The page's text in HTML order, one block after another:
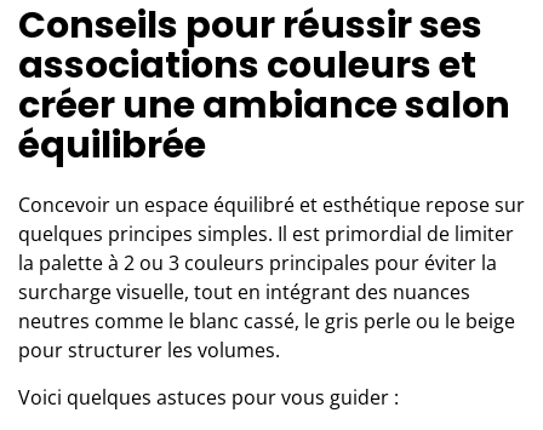
Conseils pour réussir ses
associations couleurs et
créer une ambiance salon
équilibrée
Concevoir un espace équilibré et esthétique repose sur
quelques principes simples. Il est primordial de limiter
la palette à 2 ou 3 couleurs principales pour éviter la
surcharge visuelle, tout en intégrant des nuances
neutres comme le blanc cassé, le gris perle ou le beige
pour structurer les volumes.
Voici quelques astuces pour vous guider :